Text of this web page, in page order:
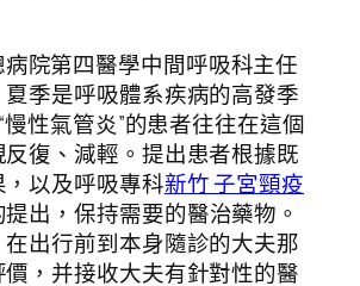
院第四醫學中間呼吸科主任
季是呼吸體系疾病的高發季
慢性氣管炎”的患者往往在這個
復、減輕。提出患者根據既
以及呼吸專科新竹 子宮頸疫
出，保持需要的醫治藥物。
出行前到本身隨診的大夫那
，并接收大夫有針對性的醫